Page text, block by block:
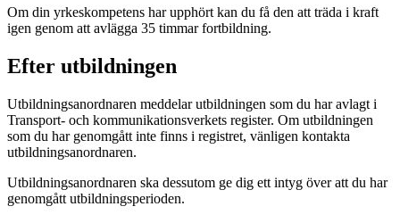
Om din yrkeskompetens har upphört kan du få den att träda i kraft
igen genom att avlägga 35 timmar fortbildning.
Efter utbildningen
Utbildningsanordnaren meddelar utbildningen som du har avlagt i
Transport- och kommunikationsverkets register. Om utbildningen
som du har genomgått inte finns i registret, vänligen kontakta
utbildningsanordnaren.
Utbildningsanordnaren ska dessutom ge dig ett intyg över att du har
genomgått utbildningsperioden.